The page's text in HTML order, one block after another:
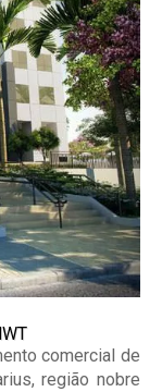
comercial de
região nobre